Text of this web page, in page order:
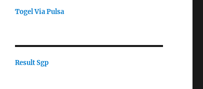
Togel Via Pulsa
Result Sgp